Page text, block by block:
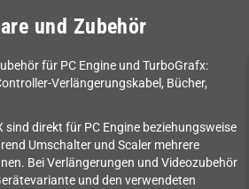
und Zubehör
für PC Engine und TurboGrafx:
Verlängerungskabel, Bücher,
sind direkt für PC Engine beziehungsweise
Umschalter und Scaler mehrere
Bei Verlängerungen und Videozubehör
und den verwendeten